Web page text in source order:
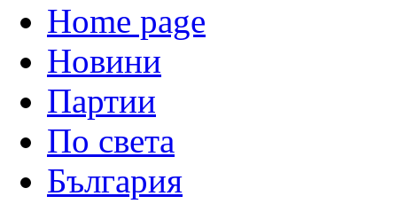
Home page
Новини
Партии
По света
България